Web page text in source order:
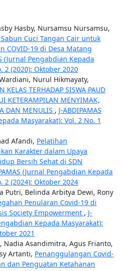
Hasby, Nursamsu Nursamsu,
Cuci Tangan Cair untuk
COVID-19 di Desa Matang
(Jurnal Pengabdian Kepada
2 (2020): Oktober 2020
Nurul Hikmayaty,
KELAS TERHADAP SISWA PAUD
KETERAMPILAN MENYIMAK,
DAN MENULIS , J-ABDIPAMAS
Masyarakat): Vol. 2 No. 1
Afandi, Pelatihan
Karakter dalam Upaya
Bersih Sehat di SDN
(Jurnal Pengabdian Kepada
2 (2024): Oktober 2024
Putri, Belinda Arbitya Dewi, Rony
Penularan Covid-19 di
Society Empowerment , J-
Kepada Masyarakat):
2021
Nadia Asandimitra, Agus Frianto,
Artanti, Penanggulangan Covid-
dan Penguatan Ketahanan